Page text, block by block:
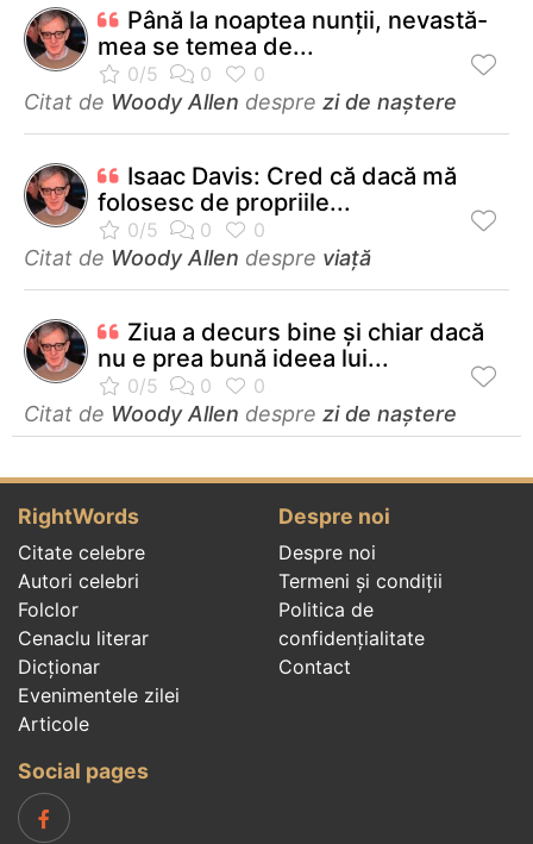
Până la noaptea nunţii, nevastă-
mea se temea de...
Citat de Woody Allen despre zi de naștere
Isaac Davis: Cred că dacă mă
folosesc de propriile...
Citat de Woody Allen despre viață
Ziua a decurs bine şi chiar dacă
nu e prea bună ideea lui...
Citat de Woody Allen despre zi de naștere
RightWords
Citate celebre
Autori celebri
Folclor
Cenaclu literar
Dicționar
Evenimentele zilei
Articole
Despre noi
Despre noi
Termeni și condiții
Politica de
confidenţialitate
Contact
Social pages